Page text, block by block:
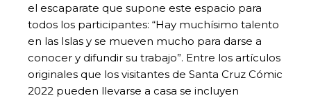
el escaparate que supone este espacio para
todos los participantes: “Hay muchísimo talento
en las Islas y se mueven mucho para darse a
conocer y difundir su trabajo”. Entre los artículos
originales que los visitantes de Santa Cruz Cómic
2022 pueden llevarse a casa se incluyen